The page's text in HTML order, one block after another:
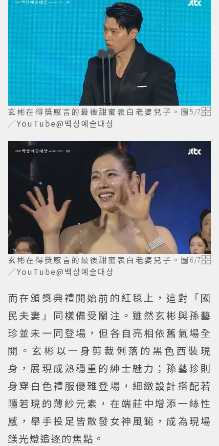
玄彬在得獎感言的最後甜蜜表白老婆兒子。圖
／YouTube@백상예술대상
5/7
玄彬在得獎感言的最後甜蜜表白老婆兒子。圖
／YouTube@백상예술대상
6/7
而在頒獎典禮開始前的紅毯上，這對「國
民夫妻」同樣備受關注。雖然玄彬與孫藝
珍並未一同登場，但各自亮相依舊氣場全
開。玄彬以一身剪裁俐落的黑色西裝現
身，展現成熟穩重的紳士魅力；孫藝珍則
身穿白色禮服優雅登場，細緻設計搭配若
隱若現的薄紗元素，在端莊中增添一絲性
感，舉手投足皆散發女神風範，成為現場
鎂光燈追逐的焦點。